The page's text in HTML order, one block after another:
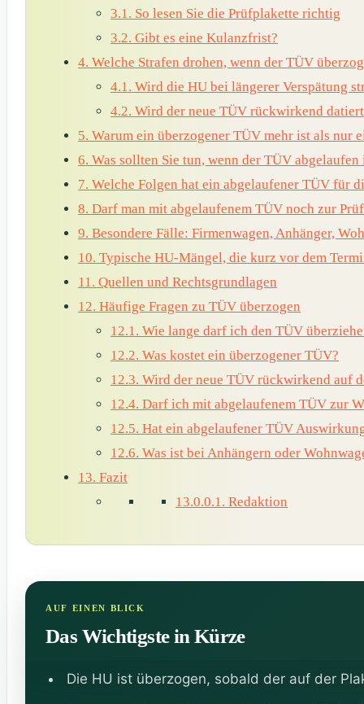
3.1. So lesen Sie die Prüfplakette richtig
3.2. Gibt es eine Kulanzfrist?
4. Welche Strafen drohen, wenn der TÜV
4.1. Wird die HU bei längerer Verspätung
4.2. Wird der neue TÜV rückwirkend
5. Warum ein überzogener TÜV mehr ist als nur
6. Was sollten Sie tun, wenn der TÜV abgelaufen
7. Welche Folgen hat ein abgelaufener TÜV für
8. Darf man mit abgelaufenem TÜV noch zur
9. Besondere Fälle: Firmenwagen, Anhänger,
10. Typische HU-Mängel, die kurz vor dem
11. Quellen und Rechtsgrundlagen
12. Häufige Fragen zu TÜV überzogen
12.1. Wie lange darf ich den TÜV
12.2. Was kostet ein überzogener TÜV?
12.3. Wird der neue TÜV rückwirkend auf
12.4. Darf ich mit abgelaufenem TÜV zur
12.5. Hat ein abgelaufener TÜV
12.6. Was ist bei Anhängern oder
13. Fazit
13.0.0.1. Redaktion
Das Wichtigste in Kürze
Die HU ist überzogen, sobald der auf der